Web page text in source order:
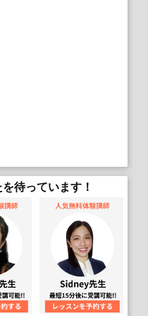
待っています！